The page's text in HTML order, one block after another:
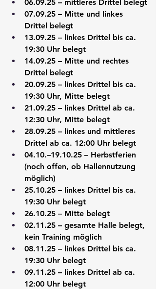
06.09.25 – mittleres Drittel belegt
07.09.25 – Mitte und linkes
Drittel belegt
13.09.25 – linkes Drittel bis ca.
19:30 Uhr belegt
14.09.25 – Mitte und rechtes
Drittel belegt
20.09.25 – linkes Drittel bis ca.
19:30 Uhr, Mitte belegt
21.09.25 – linkes Drittel ab ca.
12:30 Uhr, Mitte belegt
28.09.25 – linkes und mittleres
Drittel ab ca. 12:00 Uhr belegt
04.10.–19.10.25 – Herbstferien
(noch offen, ob Hallennutzung
möglich)
25.10.25 – linkes Drittel bis ca.
19:30 Uhr belegt
26.10.25 – Mitte belegt
02.11.25 – gesamte Halle belegt,
kein Training möglich
08.11.25 – linkes Drittel bis ca.
19:30 Uhr belegt
09.11.25 – linkes Drittel ab ca.
12:00 Uhr belegt